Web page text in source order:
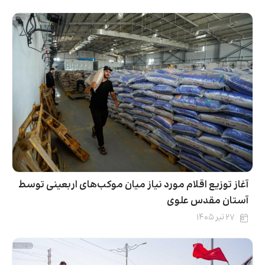
آغاز توزیع اقلام مورد نیاز میان موکب‌های اربعینی توسط
آستان مقدس علوی
۲۷ تیر ۱۴۰۵